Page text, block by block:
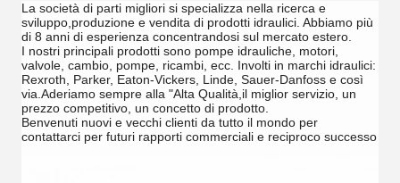
La società di parti migliori si specializza nella ricerca e
sviluppo,produzione e vendita di prodotti idraulici. Abbiamo più
di 8 anni di esperienza concentrandosi sul mercato estero.
I nostri principali prodotti sono pompe idrauliche, motori,
valvole, cambio, pompe, ricambi, ecc. Involti in marchi idraulici:
Rexroth, Parker, Eaton-Vickers, Linde, Sauer-Danfoss e così
via.Aderiamo sempre alla "Alta Qualità,il miglior servizio, un
prezzo competitivo, un concetto di prodotto.
Benvenuti nuovi e vecchi clienti da tutto il mondo per
contattarci per futuri rapporti commerciali e reciproco successo